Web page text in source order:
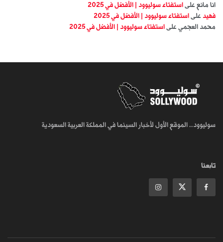
انا مانع على استفتاء سوليوود | الأفضل في 2025
فهيد على استفتاء سوليوود | الأفضل في 2025
محمد العجمي على استفتاء سوليوود | الأفضل في 2025
سوليوود.. الموقع الأول لأخبار السينما في المملكة العربية السعودية
تابعنا